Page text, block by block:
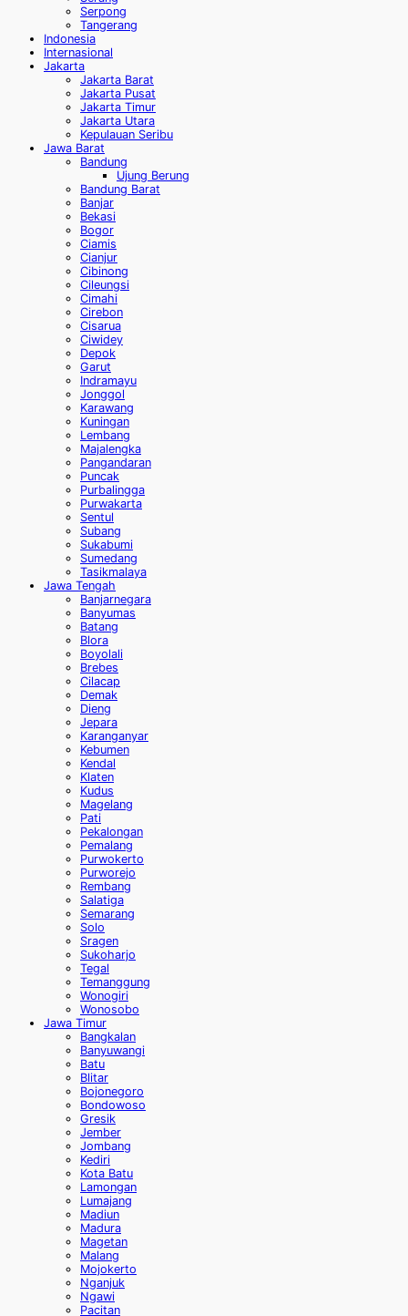
Serpong
Tangerang
Indonesia
Internasional
Jakarta
Jakarta Barat
Jakarta Pusat
Jakarta Timur
Jakarta Utara
Kepulauan Seribu
Jawa Barat
Bandung
Ujung Berung
Bandung Barat
Banjar
Bekasi
Bogor
Ciamis
Cianjur
Cibinong
Cileungsi
Cimahi
Cirebon
Cisarua
Ciwidey
Depok
Garut
Indramayu
Jonggol
Karawang
Kuningan
Lembang
Majalengka
Pangandaran
Puncak
Purbalingga
Purwakarta
Sentul
Subang
Sukabumi
Sumedang
Tasikmalaya
Jawa Tengah
Banjarnegara
Banyumas
Batang
Blora
Boyolali
Brebes
Cilacap
Demak
Dieng
Jepara
Karanganyar
Kebumen
Kendal
Klaten
Kudus
Magelang
Pati
Pekalongan
Pemalang
Purwokerto
Purworejo
Rembang
Salatiga
Semarang
Solo
Sragen
Sukoharjo
Tegal
Temanggung
Wonogiri
Wonosobo
Jawa Timur
Bangkalan
Banyuwangi
Batu
Blitar
Bojonegoro
Bondowoso
Gresik
Jember
Jombang
Kediri
Kota Batu
Lamongan
Lumajang
Madiun
Madura
Magetan
Malang
Mojokerto
Nganjuk
Ngawi
Pacitan